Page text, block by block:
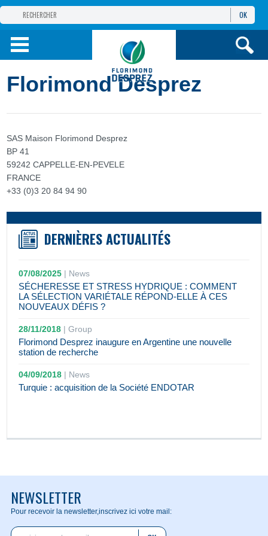
GROUPE
PRODUITS
OK
Florimond Desprez
SAS Maison Florimond Desprez
BP 41
59242 CAPPELLE-EN-PEVELE
FRANCE
+33 (0)3 20 84 94 90
DERNIÈRES ACTUALITÉS
07/08/2025 | News
SÉCHERESSE ET STRESS HYDRIQUE : COMMENT
LA SÉLECTION VARIÉTALE RÉPOND-ELLE À CES
NOUVEAUX DÉFIS ?
28/11/2018 |Group
Florimond Desprez inaugure en Argentine une nouvelle
station de recherche
04/09/2018 | News
Turquie : acquisition de la Société ENDOTAR
NEWSLETTER
Pour recevoir la newsletter,inscrivez ici votre mail: